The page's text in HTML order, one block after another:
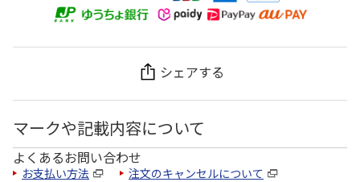
シェアする
マークや記載内容について
よくあるお問い合わせ
お支払い方法 注文のキャンセルについて